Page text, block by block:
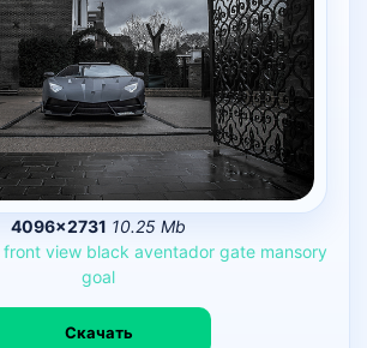
4096×2731 10.25 Mb
front view black aventador gate mansory
goal
Скачать